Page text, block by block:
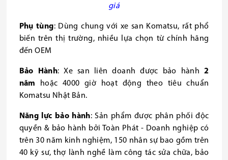
giá
Phụ tùng: Dùng chung với xe san Komatsu, rất phổ
biến trên thị trường, nhiều lựa chọn từ chính hãng
đến OEM
Bảo Hành: Xe san liên doanh được bảo hành
2
năm
hoặc 4000 giờ hoạt động theo tiêu chuẩn
Komatsu Nhật Bản.
Năng lực bảo hành: Sản phẩm được phân phối độc
quyền & bảo hành bởi Toàn Phát - Doanh nghiệp có
trên 30 năm kinh nghiệm, 150 nhân sự bao gồm trên
40 kỹ sư, thợ lành nghề làm công tác sửa chữa, bảo